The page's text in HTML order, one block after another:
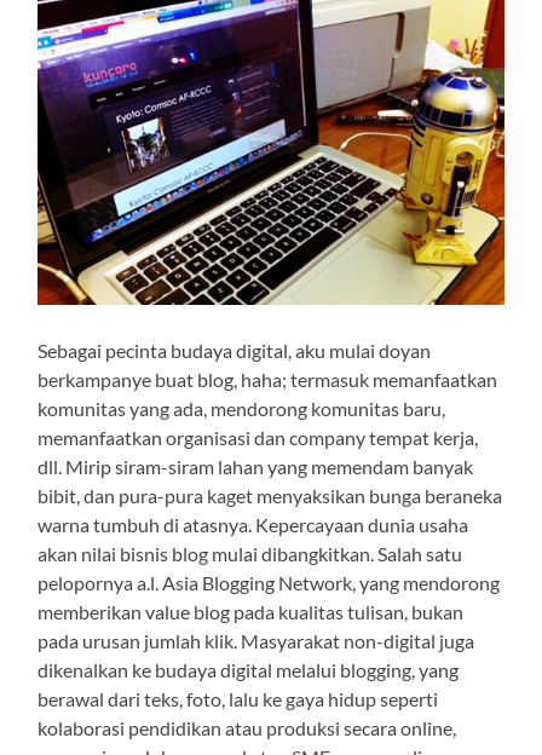
Sebagai pecinta budaya digital, aku mulai doyan
berkampanye buat blog, haha; termasuk memanfaatkan
komunitas yang ada, mendorong komunitas baru,
memanfaatkan organisasi dan company tempat kerja,
dll. Mirip siram-siram lahan yang memendam banyak
bibit, dan pura-pura kaget menyaksikan bunga beraneka
warna tumbuh di atasnya. Kepercayaan dunia usaha
akan nilai bisnis blog mulai dibangkitkan. Salah satu
pelopornya a.l. Asia Blogging Network, yang mendorong
memberikan value blog pada kualitas tulisan, bukan
pada urusan jumlah klik. Masyarakat non-digital juga
dikenalkan ke budaya digital melalui blogging, yang
berawal dari teks, foto, lalu ke gaya hidup seperti
kolaborasi pendidikan atau produksi secara online,